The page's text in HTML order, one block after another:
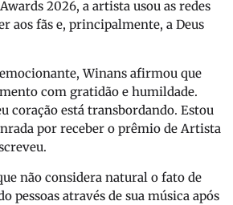
2026, a artista usou as redes
aos fãs e, principalmente, a Deus
Winans afirmou que
com gratidão e humildade.
coração está transbordando. Estou
por receber o prêmio de Artista
não considera natural o fato de
pessoas através de sua música após